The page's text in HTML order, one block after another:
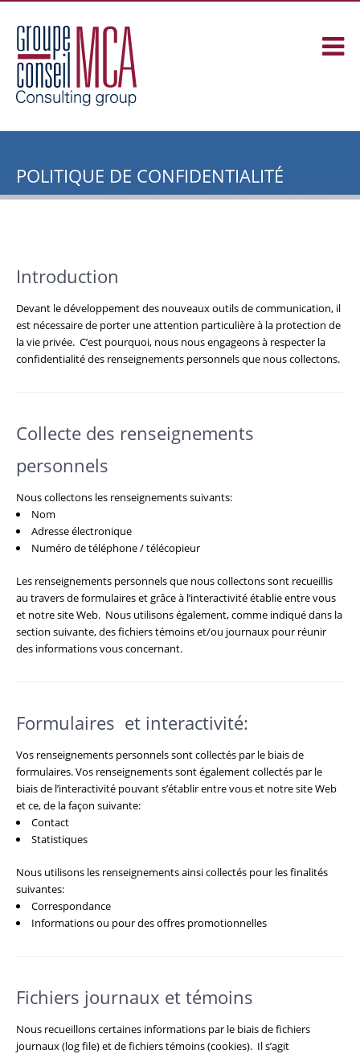
POLITIQUE DE CONFIDENTIALITÉ
Introduction
Devant le développement des nouveaux outils de communication, il
est nécessaire de porter une attention particulière à la protection de
la vie privée. C’est pourquoi, nous nous engageons à respecter la
confidentialité des renseignements personnels que nous collectons.
Collecte des renseignements
personnels
Nous collectons les renseignements suivants:
Nom
Adresse électronique
Numéro de téléphone / télécopieur
Les renseignements personnels que nous collectons sont recueillis
au travers de formulaires et grâce à l’interactivité établie entre vous
et notre site Web. Nous utilisons également, comme indiqué dans la
section suivante, des fichiers témoins et/ou journaux pour réunir
des informations vous concernant.
Formulaires et interactivité:
Vos renseignements personnels sont collectés par le biais de
formulaires. Vos renseignements sont également collectés par le
biais de l’interactivité pouvant s’établir entre vous et notre site Web
et ce, de la façon suivante:
Contact
Statistiques
Nous utilisons les renseignements ainsi collectés pour les finalités
suivantes:
Correspondance
Informations ou pour des offres promotionnelles
Fichiers journaux et témoins
Nous recueillons certaines informations par le biais de fichiers
journaux (log file) et de fichiers témoins (cookies). Il s’agit